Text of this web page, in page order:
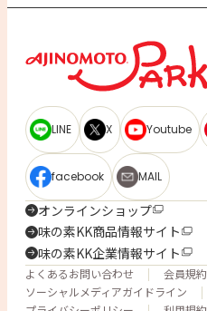
LINE X Youtube
facebook MAIL
オンラインショップ
味の素KK商品情報サイト
味の素KK企業情報サイト
よくあるお問い合わせ
会員規約
ソーシャルメディアガイドライン